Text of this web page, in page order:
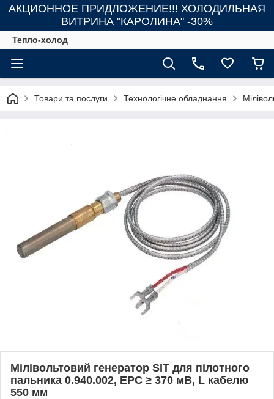
АКЦИОННОЕ ПРИДЛОЖЕНИЕ!!! ХОЛОДИЛЬНАЯ
ВИТРИНА "КАРОЛИНА" -30%
Тепло-холод
Товари та послуги Технологічне обладнання
Мілівольтовий генератор SIT для пілотного
пальника 0.940.002, ЕРС ≥ 370 мВ, L кабелю
550 мм